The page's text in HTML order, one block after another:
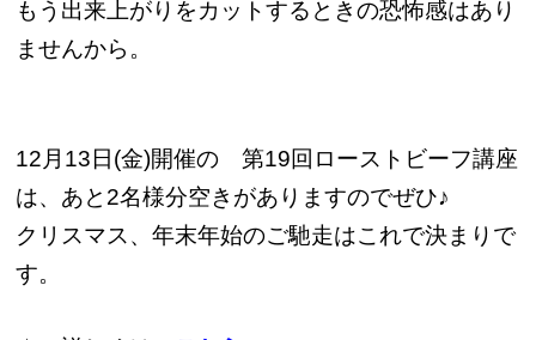
もう出来上がりをカットするときの恐怖感はあり
ませんから。
12月13日(金)開催の 第19回ローストビーフ講座
は、あと2名様分空きがありますのでぜひ♪
クリスマス、年末年始のご馳走はこれで決まりで
す。